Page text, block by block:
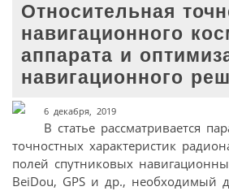
Относительная
навигационного
аппарата и
навигационного
6 декабря, 2019
В статье рассматривается
точностных характеристик
полей спутниковых
BeiDou, GPS и др., необходимый